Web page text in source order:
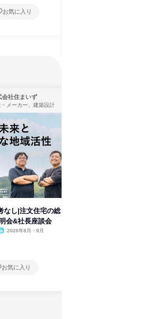
お気に入り
会社住まいず
・メーカー、建築設計
なし|注文住宅の総
会&社長座談会
2026年8月・9月
お気に入り